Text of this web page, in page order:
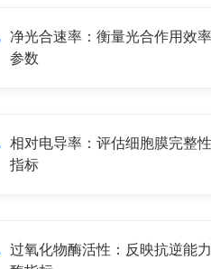
净光合速率：衡量光合作用效
参数
相对电导率：评估细胞膜完整
指标
过氧化物酶活性：反映抗逆能